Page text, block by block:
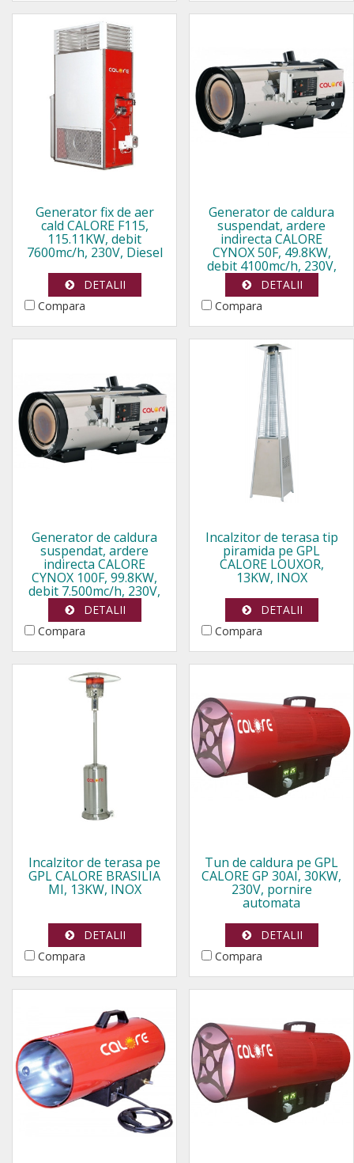
Generator fix de aer
cald CALORE F115,
115.11KW, debit
7600mc/h, 230V, Diesel
DETALII
Compara
Generator de caldura
suspendat, ardere
indirecta CALORE
CYNOX 50F, 49.8KW,
debit 4100mc/h, 230V,
Diesel
DETALII
Compara
Generator de caldura
suspendat, ardere
indirecta CALORE
CYNOX 100F, 99.8KW,
debit 7.500mc/h, 230V,
Diesel
DETALII
Compara
Incalzitor de terasa tip
piramida pe GPL
CALORE LOUXOR,
13KW, INOX
DETALII
Compara
Incalzitor de terasa pe
GPL CALORE BRASILIA
MI, 13KW, INOX
DETALII
Compara
Tun de caldura pe GPL
CALORE GP 30AI, 30KW,
230V, pornire
automata
DETALII
Compara